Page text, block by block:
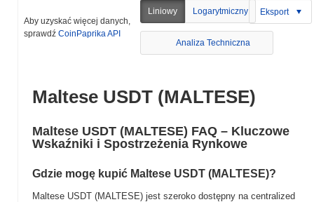
Aby uzyskać więcej danych,
sprawdź CoinPaprika API
Liniowy Logarytmiczny Eksport
Analiza Techniczna
Maltese USDT (MALTESE)
Maltese USDT (MALTESE) FAQ – Kluczowe
Wskaźniki i Spostrzeżenia Rynkowe
Gdzie mogę kupić Maltese USDT (MALTESE)?
Maltese USDT (MALTESE) jest szeroko dostępny na centralized